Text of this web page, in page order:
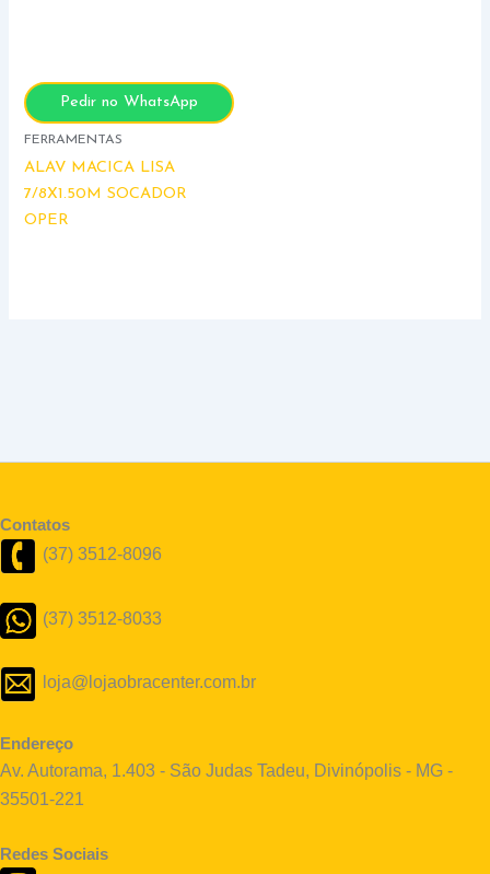
Pedir no WhatsApp
FERRAMENTAS
ALAV MACICA LISA
7/8X1.50M SOCADOR
OPER
Contatos
(37) 3512-8096
(37) 3512-8033
loja@lojaobracenter.com.br
Endereço
Av. Autorama, 1.403 - São Judas Tadeu, Divinópolis - MG -
35501-221
Redes Sociais